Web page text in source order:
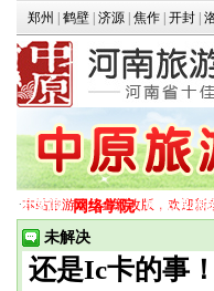
郑州 鹤壁 济源 焦作 开封
团度假 网络学院 姓氏寻根
·本站旅游论坛全新改版，欢迎新
未解决
还是Ic卡的事！